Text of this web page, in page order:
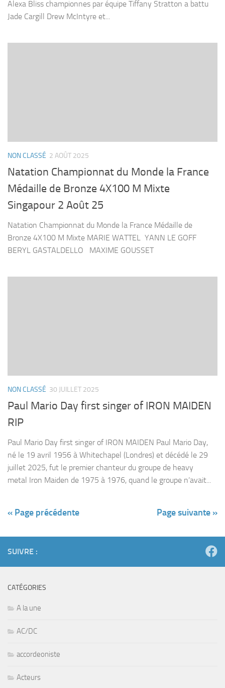
Alexa Bliss championnes par équipe Tiffany Stratton a battu
Jade Cargill Drew McIntyre et...
NON CLASSÉ 2 AOÛT 2025
Natation Championnat du Monde la France
Médaille de Bronze 4X100 M Mixte
Singapour 2 Août 25
Natation Championnat du Monde la France Médaille de
Bronze 4X100 M Mixte MARIE WATTEL YANN LE GOFF
BERYL GASTALDELLO MAXIME GOUSSET
NON CLASSÉ 30 JUILLET 2025
Paul Mario Day first singer of IRON MAIDEN
RIP
Paul Mario Day first singer of IRON MAIDEN Paul Mario Day,
né le 19 avril 1956 à Whitechapel (Londres) et décédé le 29
juillet 2025, fut le premier chanteur du groupe de heavy
metal Iron Maiden de 1975 à 1976, quand le groupe n’avait...
« Page précédente Page suivante »
SUIVRE :
CATÉGORIES
A la une
AC/DC
accordeoniste
Acteurs